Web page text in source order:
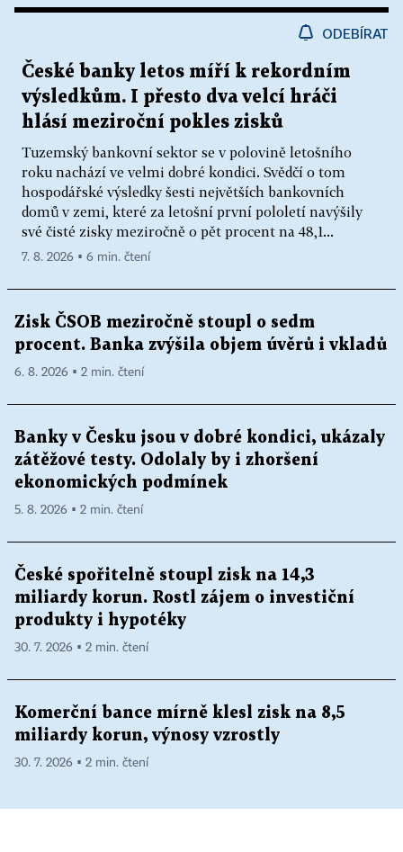
ODEBÍRAT
České banky letos míří k rekordním
výsledkům. I přesto dva velcí hráči
hlásí meziroční pokles zisků
Tuzemský bankovní sektor se v polovině letošního
roku nachází ve velmi dobré kondici. Svědčí o tom
hospodářské výsledky šesti největších bankovních
domů v zemi, které za letošní první pololetí navýšily
své čisté zisky meziročně o pět procent na 48,1...
7. 8. 2026 ▪ 6 min. čtení
Zisk ČSOB meziročně stoupl o sedm
procent. Banka zvýšila objem úvěrů i vkladů
6. 8. 2026 ▪ 2 min. čtení
Banky v Česku jsou v dobré kondici, ukázaly
zátěžové testy. Odolaly by i zhoršení
ekonomických podmínek
5. 8. 2026 ▪ 2 min. čtení
České spořitelně stoupl zisk na 14,3
miliardy korun. Rostl zájem o investiční
produkty i hypotéky
30. 7. 2026 ▪ 2 min. čtení
Komerční bance mírně klesl zisk na 8,5
miliardy korun, výnosy vzrostly
30. 7. 2026 ▪ 2 min. čtení